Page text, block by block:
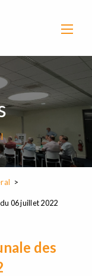
06 juillet 2022
des